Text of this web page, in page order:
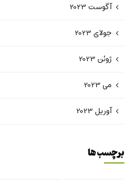
آگوست 2023
جولای 2023
ژوئن 2023
می 2023
آوریل 2023
برچسب ها